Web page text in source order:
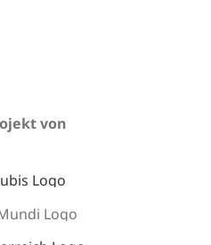
von